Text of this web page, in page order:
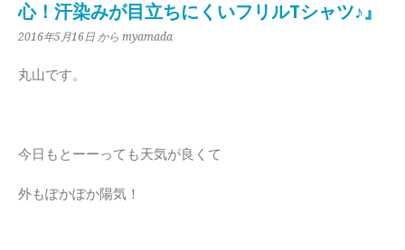
心！汗染みが目立ちにくいフリルTシャツ♪』
2016年5月16日 から myamada
丸山です。
今日もとーーっても天気が良くて
外もぽかぽか陽気！